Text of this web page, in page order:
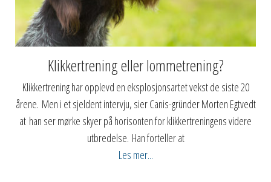
Klikkertrening eller lommetrening?
Klikkertrening har opplevd en eksplosjonsartet vekst de siste 20
årene. Men i et sjeldent intervju, sier Canis-gründer Morten Egtvedt
at han ser mørke skyer på horisonten for klikkertreningens videre
utbredelse. Han forteller at
Les mer...